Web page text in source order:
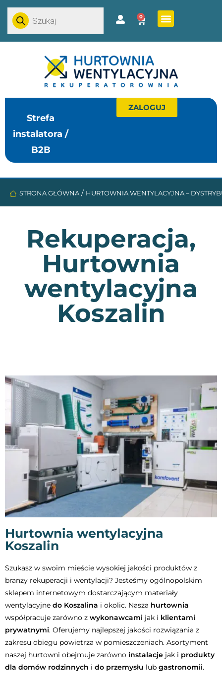
0
Strefa
instalatora /
B2B
ZALOGUJ
STRONA GŁÓWNA / HURTOWNIA WENTYLACYJNA –
Rekuperacja,
Hurtownia
wentylacyjna
Koszalin
Hurtownia wentylacyjna
Koszalin
Szukasz w swoim mieście wysokiej jakości produktów z
branży rekuperacji i wentylacji? Jesteśmy ogólnopolskim
sklepem internetowym dostarczającym materiały
wentylacyjne do Koszalina i okolic. Nasza hurtownia
współpracuje zarówno z wykonawcami jak i klientami
prywatnymi. Oferujemy najlepszej jakości rozwiązania z
zakresu obiegu powietrza w pomieszczeniach. Asortyment
naszej hurtowni obejmuje zarówno instalacje jak i produkty
dla domów rodzinnych i do przemysłu lub gastronomii.